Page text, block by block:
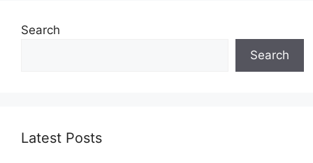
Search
Search
Latest Posts